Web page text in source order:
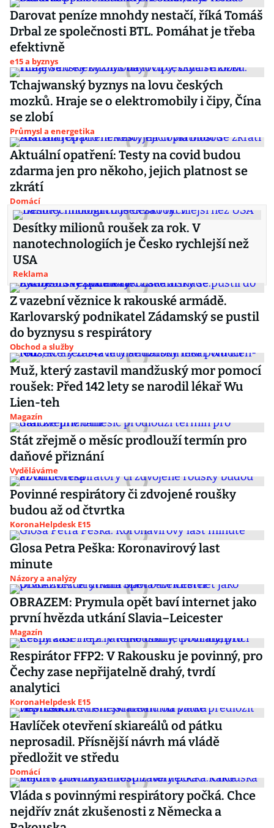
Darovat peníze mnohdy nestačí, říká Tomáš
Drbal ze společnosti BTL. Pomáhat je třeba
efektivně
e15 a byznys
Tchajwanský byznys na lovu českých
mozků. Hraje se o elektromobily i čipy, Čína
se zlobí
Průmysl a energetika
Aktuální opatření: Testy na covid budou
zdarma jen pro někoho, jejich platnost se
zkrátí
Domácí
Desítky milionů roušek za rok. V
nanotechnologiích je Česko rychlejší než
USA
Reklama
Z vazební věznice k rakouské armádě.
Karlovarský podnikatel Zádamský se pustil
do byznysu s respirátory
Obchod a služby
Muž, který zastavil mandžuský mor pomocí
roušek: Před 142 lety se narodil lékař Wu
Lien-teh
Magazín
Stát zřejmě o měsíc prodlouží termín pro
daňové přiznání
Vyděláváme
Povinné respirátory či zdvojené roušky
budou až od čtvrtka
KoronaHelpdesk E15
Glosa Petra Peška: Koronavirový last
minute
Názory a analýzy
OBRAZEM: Prymula opět baví internet jako
první hvězda utkání Slavia–Leicester
Magazín
Respirátor FFP2: V Rakousku je povinný, pro
Čechy zase nepřijatelně drahý, tvrdí
analytici
KoronaHelpdesk E15
Havlíček otevření skiareálů od pátku
neprosadil. Přísnější návrh má vládě
předložit ve středu
Domácí
Vláda s povinnými respirátory počká. Chce
nejdřív znát zkušenosti z Německa a